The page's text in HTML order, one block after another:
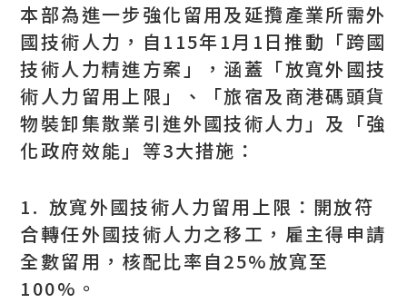
本部為進一步強化留用及延攬產業所需外
國技術人力，自115年1月1日推動「跨國
技術人力精進方案」，涵蓋「放寬外國技
術人力留用上限」、「旅宿及商港碼頭貨
物裝卸集散業引進外國技術人力」及「強
化政府效能」等3大措施：
1. 放寬外國技術人力留用上限：開放符
合轉任外國技術人力之移工，雇主得申請
全數留用，核配比率自25%放寬至
100%。